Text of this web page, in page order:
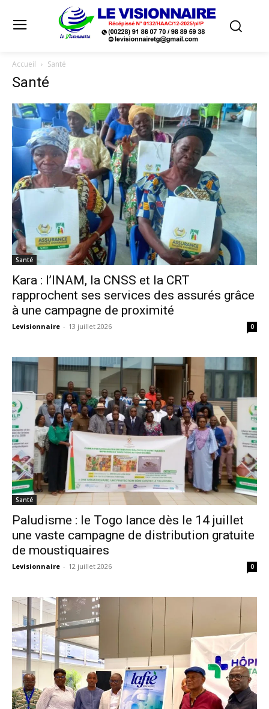
Accueil Santé
Santé
Santé
Kara : l’INAM, la CNSS et la CRT
rapprochent ses services des assurés grâce
à une campagne de proximité
Levisionnaire - 13 juillet 2026 0
Santé
Paludisme : le Togo lance dès le 14 juillet
une vaste campagne de distribution gratuite
de moustiquaires
Levisionnaire - 12 juillet 2026 0